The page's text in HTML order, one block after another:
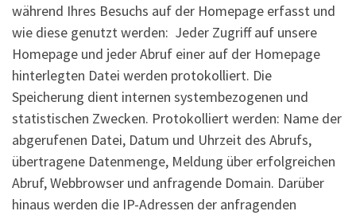
während Ihres Besuchs auf der Homepage erfasst und
wie diese genutzt werden: Jeder Zugriff auf unsere
Homepage und jeder Abruf einer auf der Homepage
hinterlegten Datei werden protokolliert. Die
Speicherung dient internen systembezogenen und
statistischen Zwecken. Protokolliert werden: Name der
abgerufenen Datei, Datum und Uhrzeit des Abrufs,
übertragene Datenmenge, Meldung über erfolgreichen
Abruf, Webbrowser und anfragende Domain. Darüber
hinaus werden die IP-Adressen der anfragenden